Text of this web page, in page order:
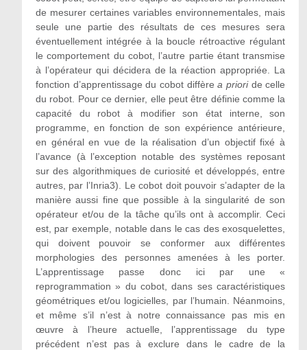
de mesurer certaines variables environnementales, mais
seule une partie des résultats de ces mesures sera
éventuellement intégrée à la boucle rétroactive régulant
le comportement du cobot, l’autre partie étant transmise
à l’opérateur qui décidera de la réaction appropriée. La
fonction d’apprentissage du cobot diffèrea priori de celle
du robot. Pour ce dernier, elle peut être définie comme la
capacité du robot à modifier son état interne, son
programme, en fonction de son expérience antérieure,
en général en vue de la réalisation d’un objectif fixé à
l’avance (à l’exception notable des systèmes reposant
sur des algorithmiques de curiosité et développés, entre
autres, par l’Inria3). Le cobot doit pouvoir s’adapter de la
manière aussi fine que possible à la singularité de son
opérateur et/ou de la tâche qu’ils ont à accomplir. Ceci
est, par exemple, notable dans le cas des exosquelettes,
qui doivent pouvoir se conformer aux différentes
morphologies des personnes amenées à les porter.
L’apprentissage passe donc ici par une «
reprogrammation » du cobot, dans ses caractéristiques
géométriques et/ou logicielles, par l’humain. Néanmoins,
et même s’il n’est à notre connaissance pas mis en
œuvre à l’heure actuelle, l’apprentissage du type
précédent n’est pas à exclure dans le cadre de la